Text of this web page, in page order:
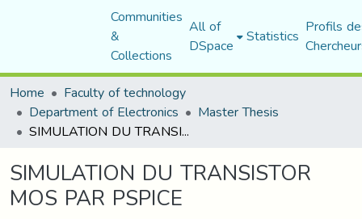
Communities
&
Collections
All of
DSpace Statistics Profils
Home
Faculty of technology
Department of Electronics Master Thesis
SIMULATION DU TRANSISTOR MOS PAR PSPICE
SIMULATION DU TRANSISTOR
MOS PAR PSPICE